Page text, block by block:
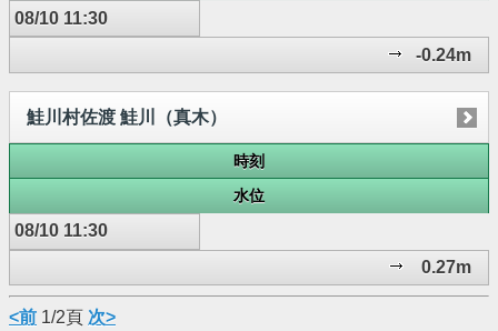
08/10 11:30
-0.24m
鮭川村佐渡 鮭川（真木）
時刻
水位
08/10 11:30
0.27m
<前 1/2頁 次>